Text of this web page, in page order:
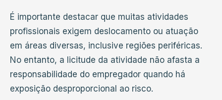
É importante destacar que muitas atividades
profissionais exigem deslocamento ou atuação
em áreas diversas, inclusive regiões periféricas.
No entanto, a licitude da atividade não afasta a
responsabilidade do empregador quando há
exposição desproporcional ao risco.